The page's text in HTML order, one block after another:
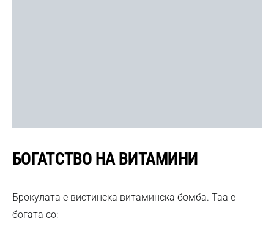
БОГАТСТВО НА ВИТАМИНИ
Брокулата е вистинска витаминска бомба. Таа е
богата со: